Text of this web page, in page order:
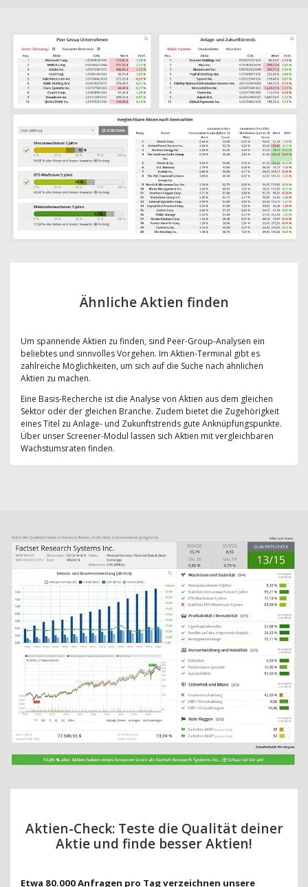
Ähnliche Aktien finden
Um spannende Aktien zu finden, sind Peer-Group-Analysen ein
beliebtes und sinnvolles Vorgehen. Im Aktien-Terminal gibt es
zahlreiche Möglichkeiten, um sich auf die Suche nach ähnlichen
Aktien zu machen.
Eine Basis-Recherche ist die Analyse von Aktien aus dem gleichen
Sektor oder der gleichen Branche. Zudem bietet die Zugehörigkeit
eines Titel zu Anlage- und Zukunftstrends gute Anknüpfungspunkte.
Über unser Screener-Modul lassen sich Aktien mit vergleichbaren
Wachstumsraten finden.
Aktien-Check: Teste die Qualität deiner
Aktie und finde besser Aktien!
Etwa 80.000 Anfragen pro Tag verzeichnen unsere